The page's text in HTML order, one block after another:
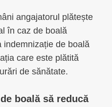
angajatorul plătește
în caz de boală
indemnizație de boală
care este plătită
de sănătate.
boală să reducă